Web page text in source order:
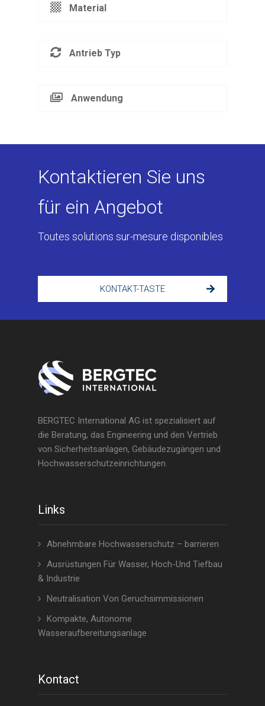
Material
Antrieb Typ
Anwendung
Kontaktieren Sie uns
für ein Angebot
Toutes solutions sur-mesure disponibles
KONTAKT-TASTE
BERGTEC International AG ist spezialisiert auf
die Beratung, das Engineering und den Vertrieb
von Sicherheitsanlagen, Gebäudezugängen und
Hochwasserschutzeinrichtungen.
Links
Abnehmbare Hochwasserschutz – barrieren
Ausrüstungen Für Wasser, Hoch-Und Tiefbau
& Industrie
Neutralisation Von Geruchsimmissionen
Kompakte, Autonome
Wasseraufbereitungsanlage
Kontact